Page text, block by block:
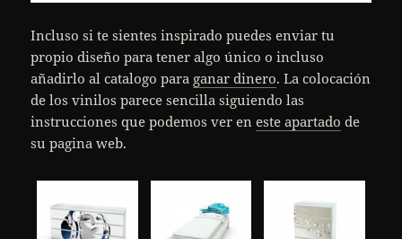
Incluso si te sientes inspirado puedes enviar tu
propio diseño para tener algo único o incluso
añadirlo al catalogo para ganar dinero. La colocación
de los vinilos parece sencilla siguiendo las
instrucciones que podemos ver eneste apartado de
su pagina web.